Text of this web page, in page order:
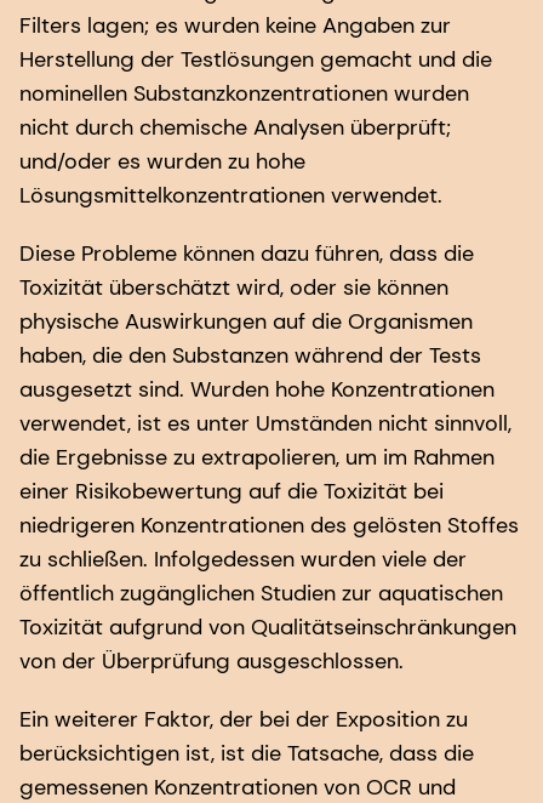
Filters lagen; es wurden keine Angaben zur
Herstellung der Testlösungen gemacht und die
nominellen Substanzkonzentrationen wurden
nicht durch chemische Analysen überprüft;
und/oder es wurden zu hohe
Lösungsmittelkonzentrationen verwendet.
Diese Probleme können dazu führen, dass die
Toxizität überschätzt wird, oder sie können
physische Auswirkungen auf die Organismen
haben, die den Substanzen während der Tests
ausgesetzt sind. Wurden hohe Konzentrationen
verwendet, ist es unter Umständen nicht sinnvoll,
die Ergebnisse zu extrapolieren, um im Rahmen
einer Risikobewertung auf die Toxizität bei
niedrigeren Konzentrationen des gelösten Stoffes
zu schließen. Infolgedessen wurden viele der
öffentlich zugänglichen Studien zur aquatischen
Toxizität aufgrund von Qualitätseinschränkungen
von der Überprüfung ausgeschlossen.
Ein weiterer Faktor, der bei der Exposition zu
berücksichtigen ist, ist die Tatsache, dass die
gemessenen Konzentrationen von OCR und